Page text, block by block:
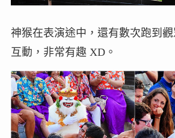
神猴在表演途中，還有數次跑到
互動，非常有趣 XD。